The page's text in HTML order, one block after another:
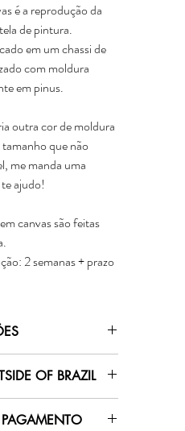
é a reprodução da
de pintura.
em um chassi de
com moldura
em pinus.
outra cor de moldura
que não
me manda uma
ajudo!
canvas são feitas
2 semanas + prazo
técnica, materiais e
e galerias.
que é difícil diferenciar
OF BRAZIL
and send me a message